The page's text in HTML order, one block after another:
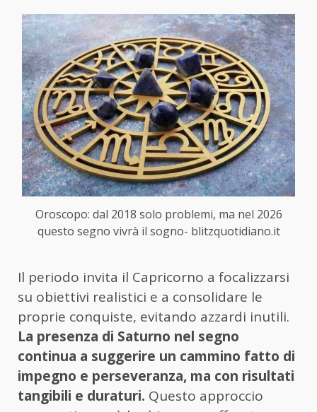
Oroscopo: dal 2018 solo problemi, ma nel 2026
questo segno vivrà il sogno- blitzquotidiano.it
Il periodo invita il Capricorno a focalizzarsi
su obiettivi realistici e a consolidare le
proprie conquiste, evitando azzardi inutili.
La presenza di Saturno nel segno
continua a suggerire un cammino fatto di
impegno e perseveranza, ma con risultati
tangibili e duraturi. Questo approccio